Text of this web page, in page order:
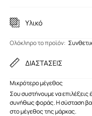
Υλικό
Ολόκληρο το προϊόν:
ΔΙΑΣΤΑΣΕΙΣ
Μικρότερο μέγεθος
Σου συστήνουμε να
συνήθως φοράς. Η σύσταση
στο μέγεθος της μάρκας.